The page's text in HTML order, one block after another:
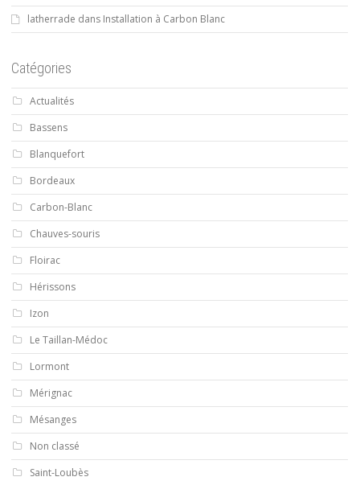
latherrade dans Installation à Carbon Blanc
Catégories
Actualités
Bassens
Blanquefort
Bordeaux
Carbon-Blanc
Chauves-souris
Floirac
Hérissons
Izon
Le Taillan-Médoc
Lormont
Mérignac
Mésanges
Non classé
Saint-Loubès